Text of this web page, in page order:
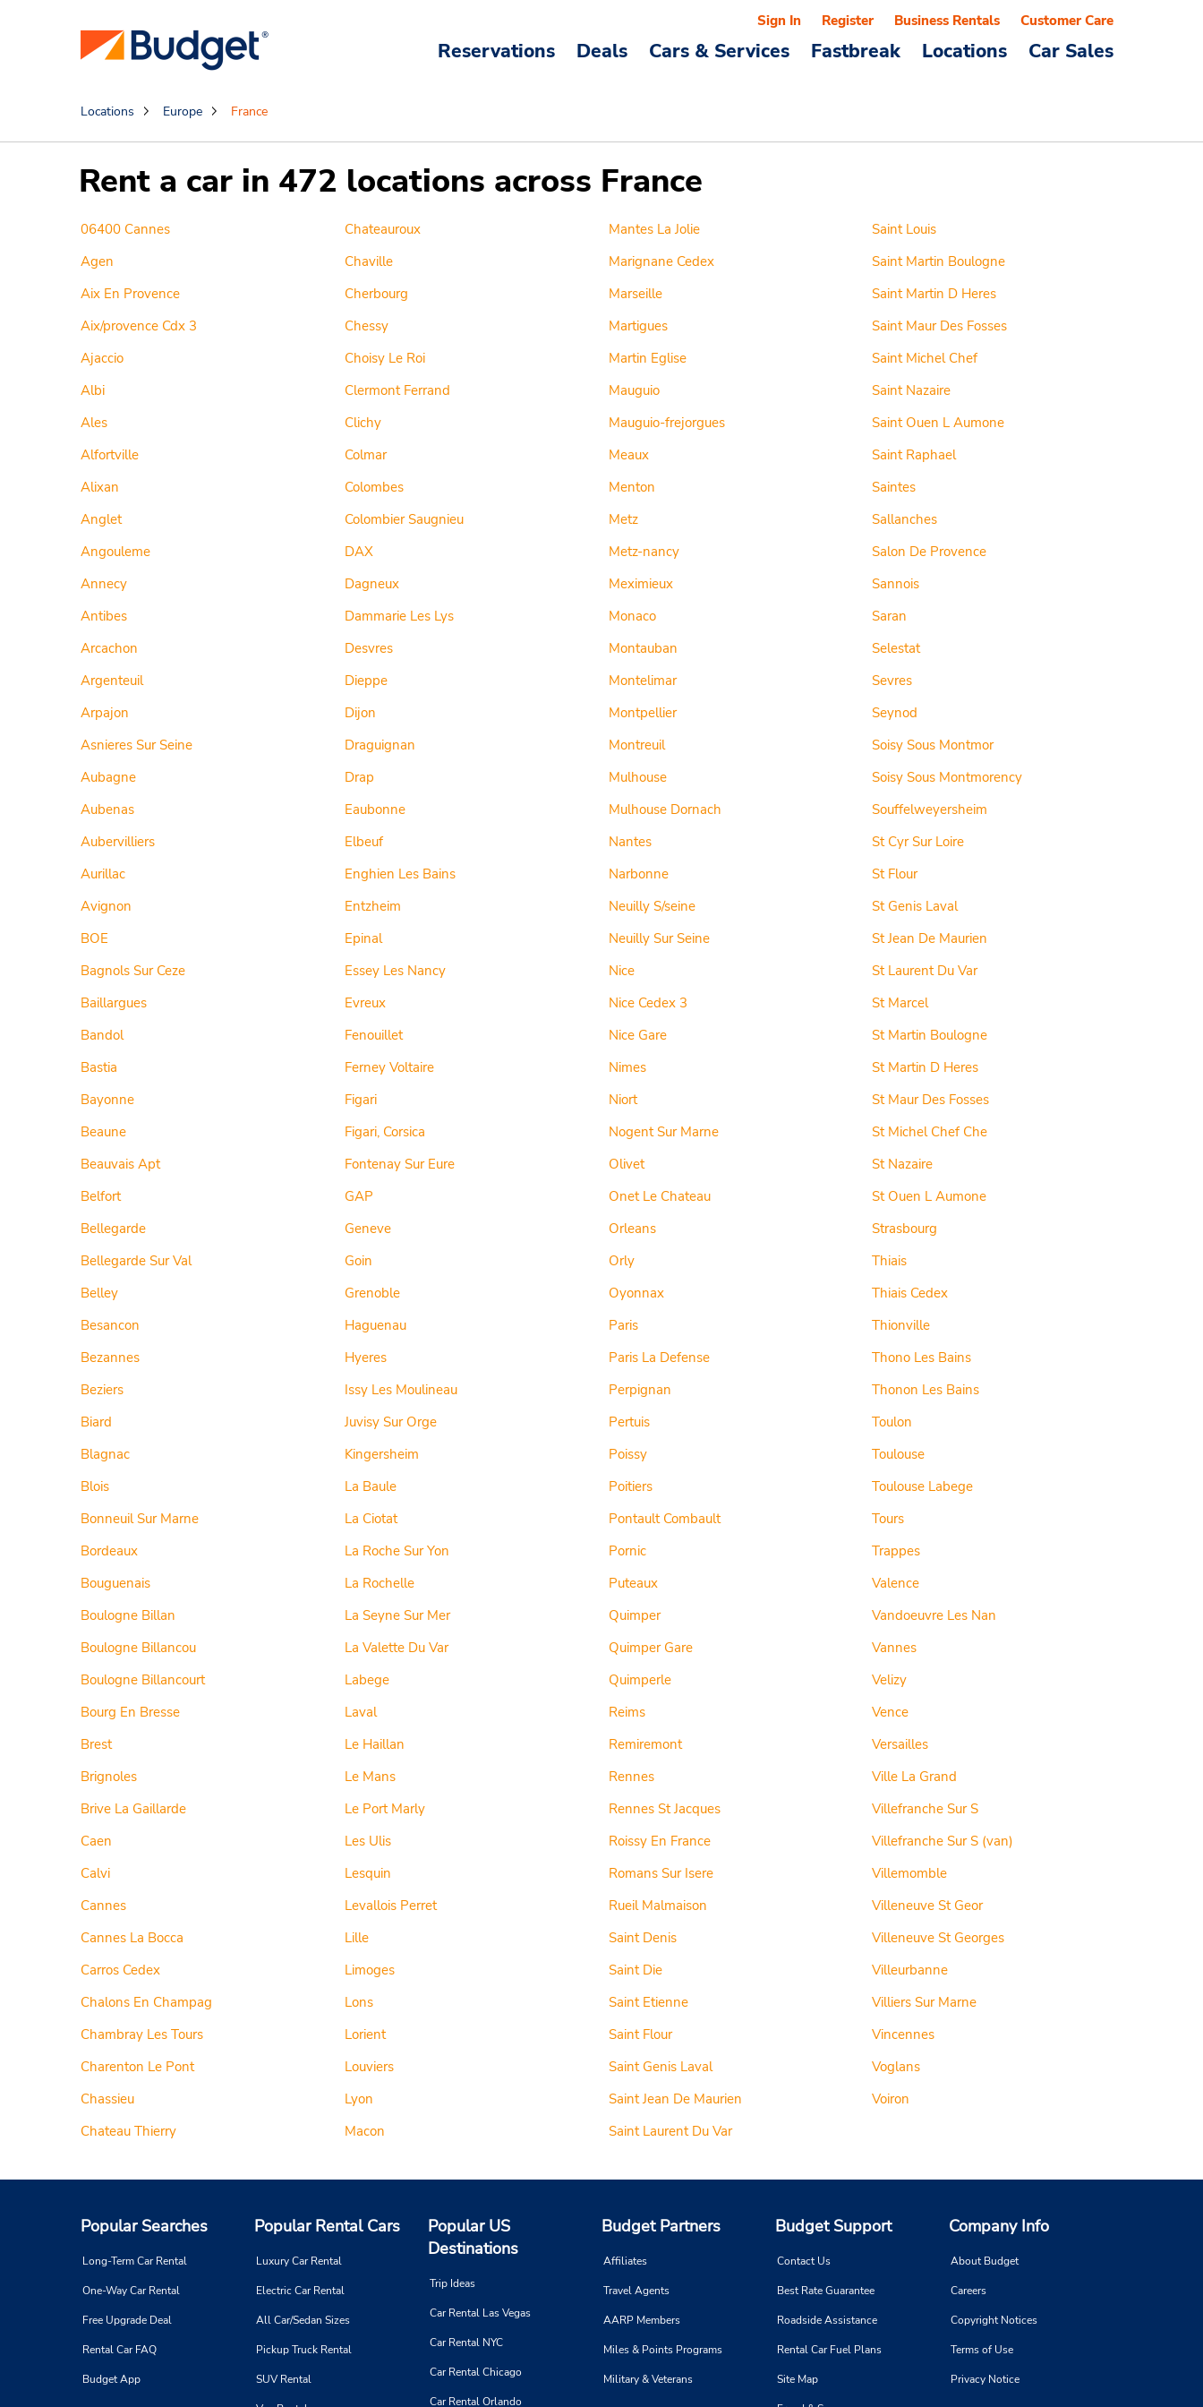
Reservations Deals Cars & Services Fastbreak Locations Car Sales
Sign In Register Business Rentals Customer Care
Locations Europe France
Rent a car in 472 locations across France
06400 Cannes
Agen
Aix En Provence
Aix/provence Cdx 3
Ajaccio
Albi
Ales
Alfortville
Alixan
Anglet
Angouleme
Annecy
Antibes
Arcachon
Argenteuil
Arpajon
Asnieres Sur Seine
Aubagne
Aubenas
Aubervilliers
Aurillac
Avignon
BOE
Bagnols Sur Ceze
Baillargues
Bandol
Bastia
Bayonne
Beaune
Beauvais Apt
Belfort
Bellegarde
Bellegarde Sur Val
Belley
Besancon
Bezannes
Beziers
Biard
Blagnac
Blois
Bonneuil Sur Marne
Bordeaux
Bouguenais
Boulogne Billan
Boulogne Billancou
Boulogne Billancourt
Bourg En Bresse
Brest
Brignoles
Brive La Gaillarde
Caen
Calvi
Cannes
Cannes La Bocca
Carros Cedex
Chalons En Champag
Chambray Les Tours
Charenton Le Pont
Chassieu
Chateau Thierry
Chateauroux
Chaville
Cherbourg
Chessy
Choisy Le Roi
Clermont Ferrand
Clichy
Colmar
Colombes
Colombier Saugnieu
DAX
Dagneux
Dammarie Les Lys
Desvres
Dieppe
Dijon
Draguignan
Drap
Eaubonne
Elbeuf
Enghien Les Bains
Entzheim
Epinal
Essey Les Nancy
Evreux
Fenouillet
Ferney Voltaire
Figari
Figari, Corsica
Fontenay Sur Eure
GAP
Geneve
Goin
Grenoble
Haguenau
Hyeres
Issy Les Moulineau
Juvisy Sur Orge
Kingersheim
La Baule
La Ciotat
La Roche Sur Yon
La Rochelle
La Seyne Sur Mer
La Valette Du Var
Labege
Laval
Le Haillan
Le Mans
Le Port Marly
Les Ulis
Lesquin
Levallois Perret
Lille
Limoges
Lons
Lorient
Louviers
Lyon
Macon
Mantes La Jolie
Marignane Cedex
Marseille
Martigues
Martin Eglise
Mauguio
Mauguio-frejorgues
Meaux
Menton
Metz
Metz-nancy
Meximieux
Monaco
Montauban
Montelimar
Montpellier
Montreuil
Mulhouse
Mulhouse Dornach
Nantes
Narbonne
Neuilly S/seine
Neuilly Sur Seine
Nice
Nice Cedex 3
Nice Gare
Nimes
Niort
Nogent Sur Marne
Olivet
Onet Le Chateau
Orleans
Orly
Oyonnax
Paris
Paris La Defense
Perpignan
Pertuis
Poissy
Poitiers
Pontault Combault
Pornic
Puteaux
Quimper
Quimper Gare
Quimperle
Reims
Remiremont
Rennes
Rennes St Jacques
Roissy En France
Romans Sur Isere
Rueil Malmaison
Saint Denis
Saint Die
Saint Etienne
Saint Flour
Saint Genis Laval
Saint Jean De Maurien
Saint Laurent Du Var
Saint Louis
Saint Martin Boulogne
Saint Martin D Heres
Saint Maur Des Fosses
Saint Michel Chef
Saint Nazaire
Saint Ouen L Aumone
Saint Raphael
Saintes
Sallanches
Salon De Provence
Sannois
Saran
Selestat
Sevres
Seynod
Soisy Sous Montmor
Soisy Sous Montmorency
Souffelweyersheim
St Cyr Sur Loire
St Flour
St Genis Laval
St Jean De Maurien
St Laurent Du Var
St Marcel
St Martin Boulogne
St Martin D Heres
St Maur Des Fosses
St Michel Chef Che
St Nazaire
St Ouen L Aumone
Strasbourg
Thiais
Thiais Cedex
Thionville
Thono Les Bains
Thonon Les Bains
Toulon
Toulouse
Toulouse Labege
Tours
Trappes
Valence
Vandoeuvre Les Nan
Vannes
Velizy
Vence
Versailles
Ville La Grand
Villefranche Sur S
Villefranche Sur S (van)
Villemomble
Villeneuve St Geor
Villeneuve St Georges
Villeurbanne
Villiers Sur Marne
Vincennes
Voglans
Voiron
Popular Searches
Long-Term Car Rental
One-Way Car Rental
Free Upgrade Deal
Rental Car FAQ
Budget App
Popular Rental Cars
Luxury Car Rental
Electric Car Rental
All Car/Sedan Sizes
Pickup Truck Rental
SUV Rental
Popular US
Destinations
Trip Ideas
Car Rental Las Vegas
Car Rental NYC
Car Rental Chicago
Car Rental Orlando
Budget Partners
Affiliates
Travel Agents
AARP Members
Miles & Points Programs
Military & Veterans
Budget Support
Contact Us
Best Rate Guarantee
Roadside Assistance
Rental Car Fuel Plans
Site Map
Company Info
About Budget
Careers
Copyright Notices
Terms of Use
Privacy Notice